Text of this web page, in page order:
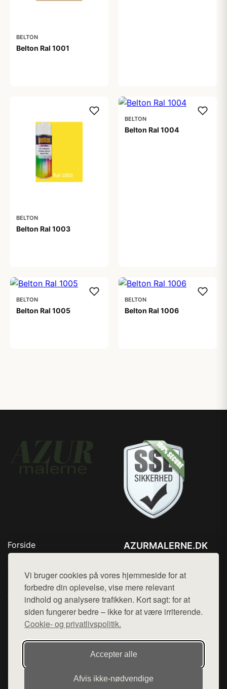
Vi bruger cookies på vores hjemmeside for at
forbedre din oplevelse, vise mere relevant
indhold og analysere trafikken. Kort sagt: for at
siden fungerer bedre – ikke for at være irriterende.
Cookie- og privatlivspolitik.
Accepter alle
Afvis ikke‑nødvendige
BELTON
Belton Ral 1001
BELTON
Belton Ral 1003
BELTON
Belton Ral 1004
BELTON
Belton Ral 1005
BELTON
Belton Ral 1006
Forside
Produkter
Top Rabatter
Jotun maling
Kontakt
AZURMALERNE.DK
Mail:hej@want.dk
Cookie- og privatlivspolitik
Denne side er en del af want.dk, der udgiver en række
hjemmesider med præsentation af forskellige produkter fra
diverse webshops. Der sælges ikke varer fra denne side - vi